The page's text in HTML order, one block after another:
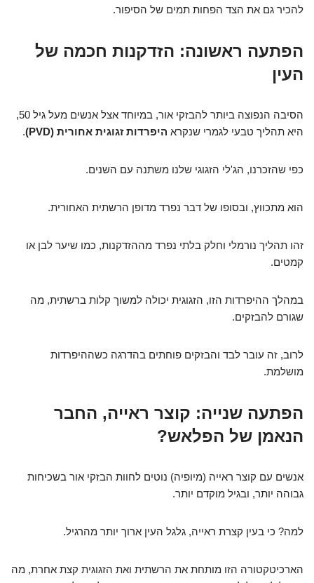
להכיר גם את הצד הפחות תמים של הסיפור.
הפתעה ראשונה: הזדקנות חכמה של
העין
הסיבה הנפוצה ביותר להבזקי אור, במיוחד אצל אנשים מעל גיל 50,
היא תהליך טבעי לגמרי שנקרא היפרדות זגוגית אחורית (PVD) .
כפי שהזכרנו, הג'לי הזגוגי שלנו משתנה עם השנים.
הוא מתכווץ, ובסופו של דבר נפרד מדופן הרשתית האחורית.
זהו תהליך נורמלי וחלק בלתי נפרד מההזדקנות, כמו שיער לבן או
קמטים.
במהלך ההיפרדות הזו, הזגוגית יכולה למשוך קלות ברשתית, מה
שגורם להבזקים.
לרוב, זה עובר לבד והבזקים פוחתים בהדרגה כשההיפרדות
מושלמת.
הפתעה שנייה: קוצר ראייה, החבר
הנאמן של הפלאש?
אנשים עם קוצר ראייה (מיופיה) נוטים לחוות הבזקי אור בשכיחות
גבוהה יותר, ובגיל מוקדם יותר.
למה? כי בעין קצרת ראייה, גלגל העין ארוך יותר מהרגיל.
הארכיטקטורה הזו מותחת את הרשתית ואת הזגוגית קצת אחרת, מה